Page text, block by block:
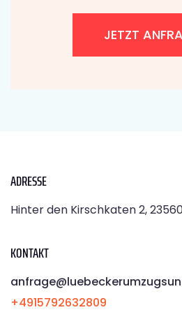
JETZT
ADRESSE
Hinter den Kirschkaten 2,
KONTAKT
+4915792632809